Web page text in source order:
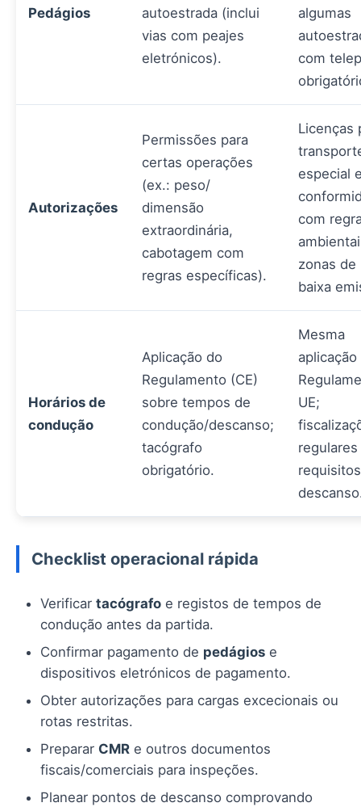
Pedágios
autoestrada (inclui
vias com peajes
eletrónicos).
algumas
com
Autorizações
Permissões para
certas operações
(ex.: peso/
dimensão
extraordinária,
cabotagem com
regras específicas).
Licenças
especial
com
zonas de
baixa
Horários de
condução
Aplicação do
Regulamento (CE)
sobre tempos de
condução/descanso;
tacógrafo
obrigatório.
Mesma
aplicação
UE;
regulares
Checklist operacional rápida
Verificar tacógrafo e registos de tempos de
condução antes da partida.
Confirmar pagamento de pedágios e
dispositivos eletrónicos de pagamento.
Obter autorizações para cargas excecionais ou
rotas restritas.
Preparar CMR e outros documentos
fiscais/comerciais para inspeções.
Planear pontos de descanso comprovando